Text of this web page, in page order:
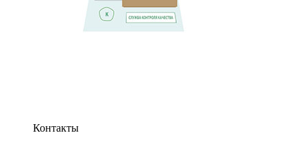
Контакты